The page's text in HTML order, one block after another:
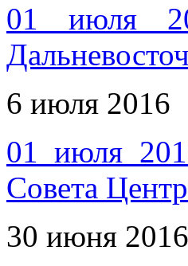
01 июля
6 июля 2016
01 июля
Совета
30 июня 2016